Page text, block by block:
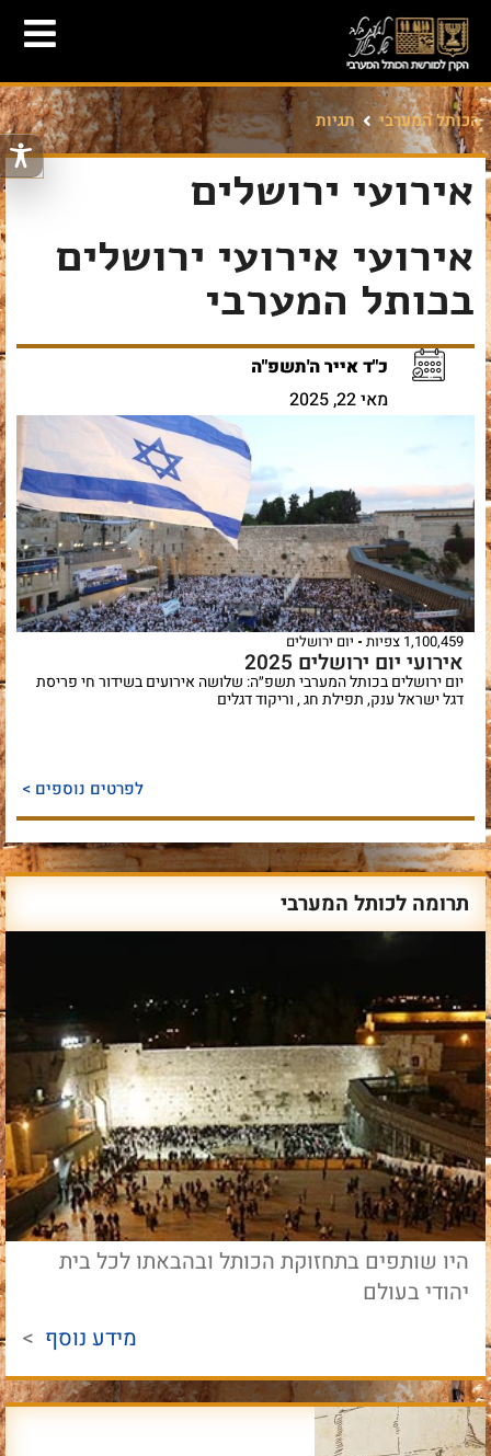
הכותל המערבי תגיות
אירועי ירושלים
אירועי אירועי ירושלים
בכותל המערבי
כ"ד אייר ה'תשפ"ה
מאי 22, 2025
1,100,459 צפיות יום ירושלים
אירועי יום ירושלים 2025
יום ירושלים בכותל המערבי תשפ״ה: שלושה אירועים בשידור חי פריסת
דגל ישראל ענק, תפילת חג , וריקוד דגלים
לפרטים נוספים >
תרומה לכותל המערבי
היו שותפים בתחזוקת הכותל ובהבאתו לכל בית
יהודי בעולם
מידע נוסף >